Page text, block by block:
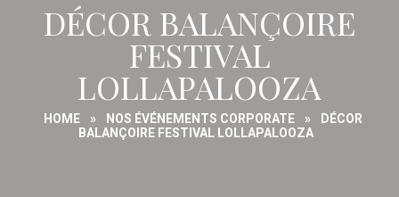
DÉCOR BALANÇOIRE
FESTIVAL
LOLLAPALOOZA
HOME » NOS ÉVÉNEMENTS CORPORATE »
DÉCOR
BALANÇOIRE FESTIVAL LOLLAPALOOZA